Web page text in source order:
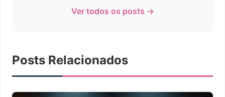
Ver todos os posts →
Posts Relacionados